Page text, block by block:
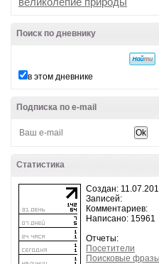
Поиск по дневнику
в этом дневнике
Подписка по e-mail
Статистика
Создан:
Записей:
Комментариев:
Написано: 15961
Отчеты:
Посетители
Поисковые фразы